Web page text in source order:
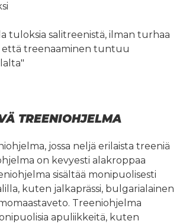
tuloksia salitreenistä, ilman turhaa
että treenaaminen tuntuu
TREENIOHJELMA
jossa neljä erilaista treeniä
on kevyesti alakroppaa
sisältää monipuolisesti
kuten jalkaprässi, bulgarialainen
Treeniohjelma
apuliikkeitä, kuten